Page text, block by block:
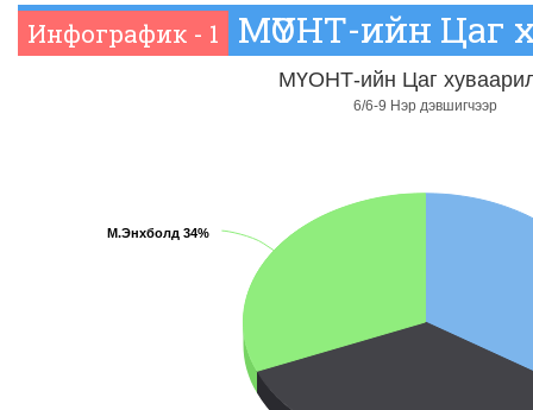
Инфографик - 1 МҮОНТ-ийн Цаг
МҮОНТ-ийн Цаг
6/6-9 Нэр дэвшигчээр
М.Энхболд 34%